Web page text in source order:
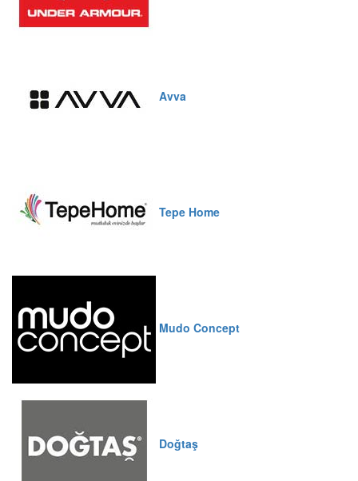
Avva
Tepe Home
Mudo Concept
Doğtaş